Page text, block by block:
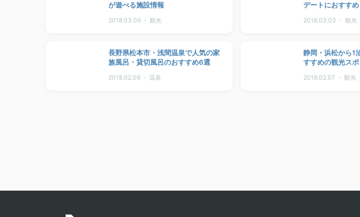
が遊べる施設情報
2018.03.06 ・ 観光
デートにおすすめ
2018.03.03 ・ 観光
長野県松本市・浅間温泉で人気の家
族風呂・貸切風呂のおすすめ6選
2018.02.09 ・ 温泉
静岡・浜松から1
すすめの観光スポ
2018.02.07 ・ 観光